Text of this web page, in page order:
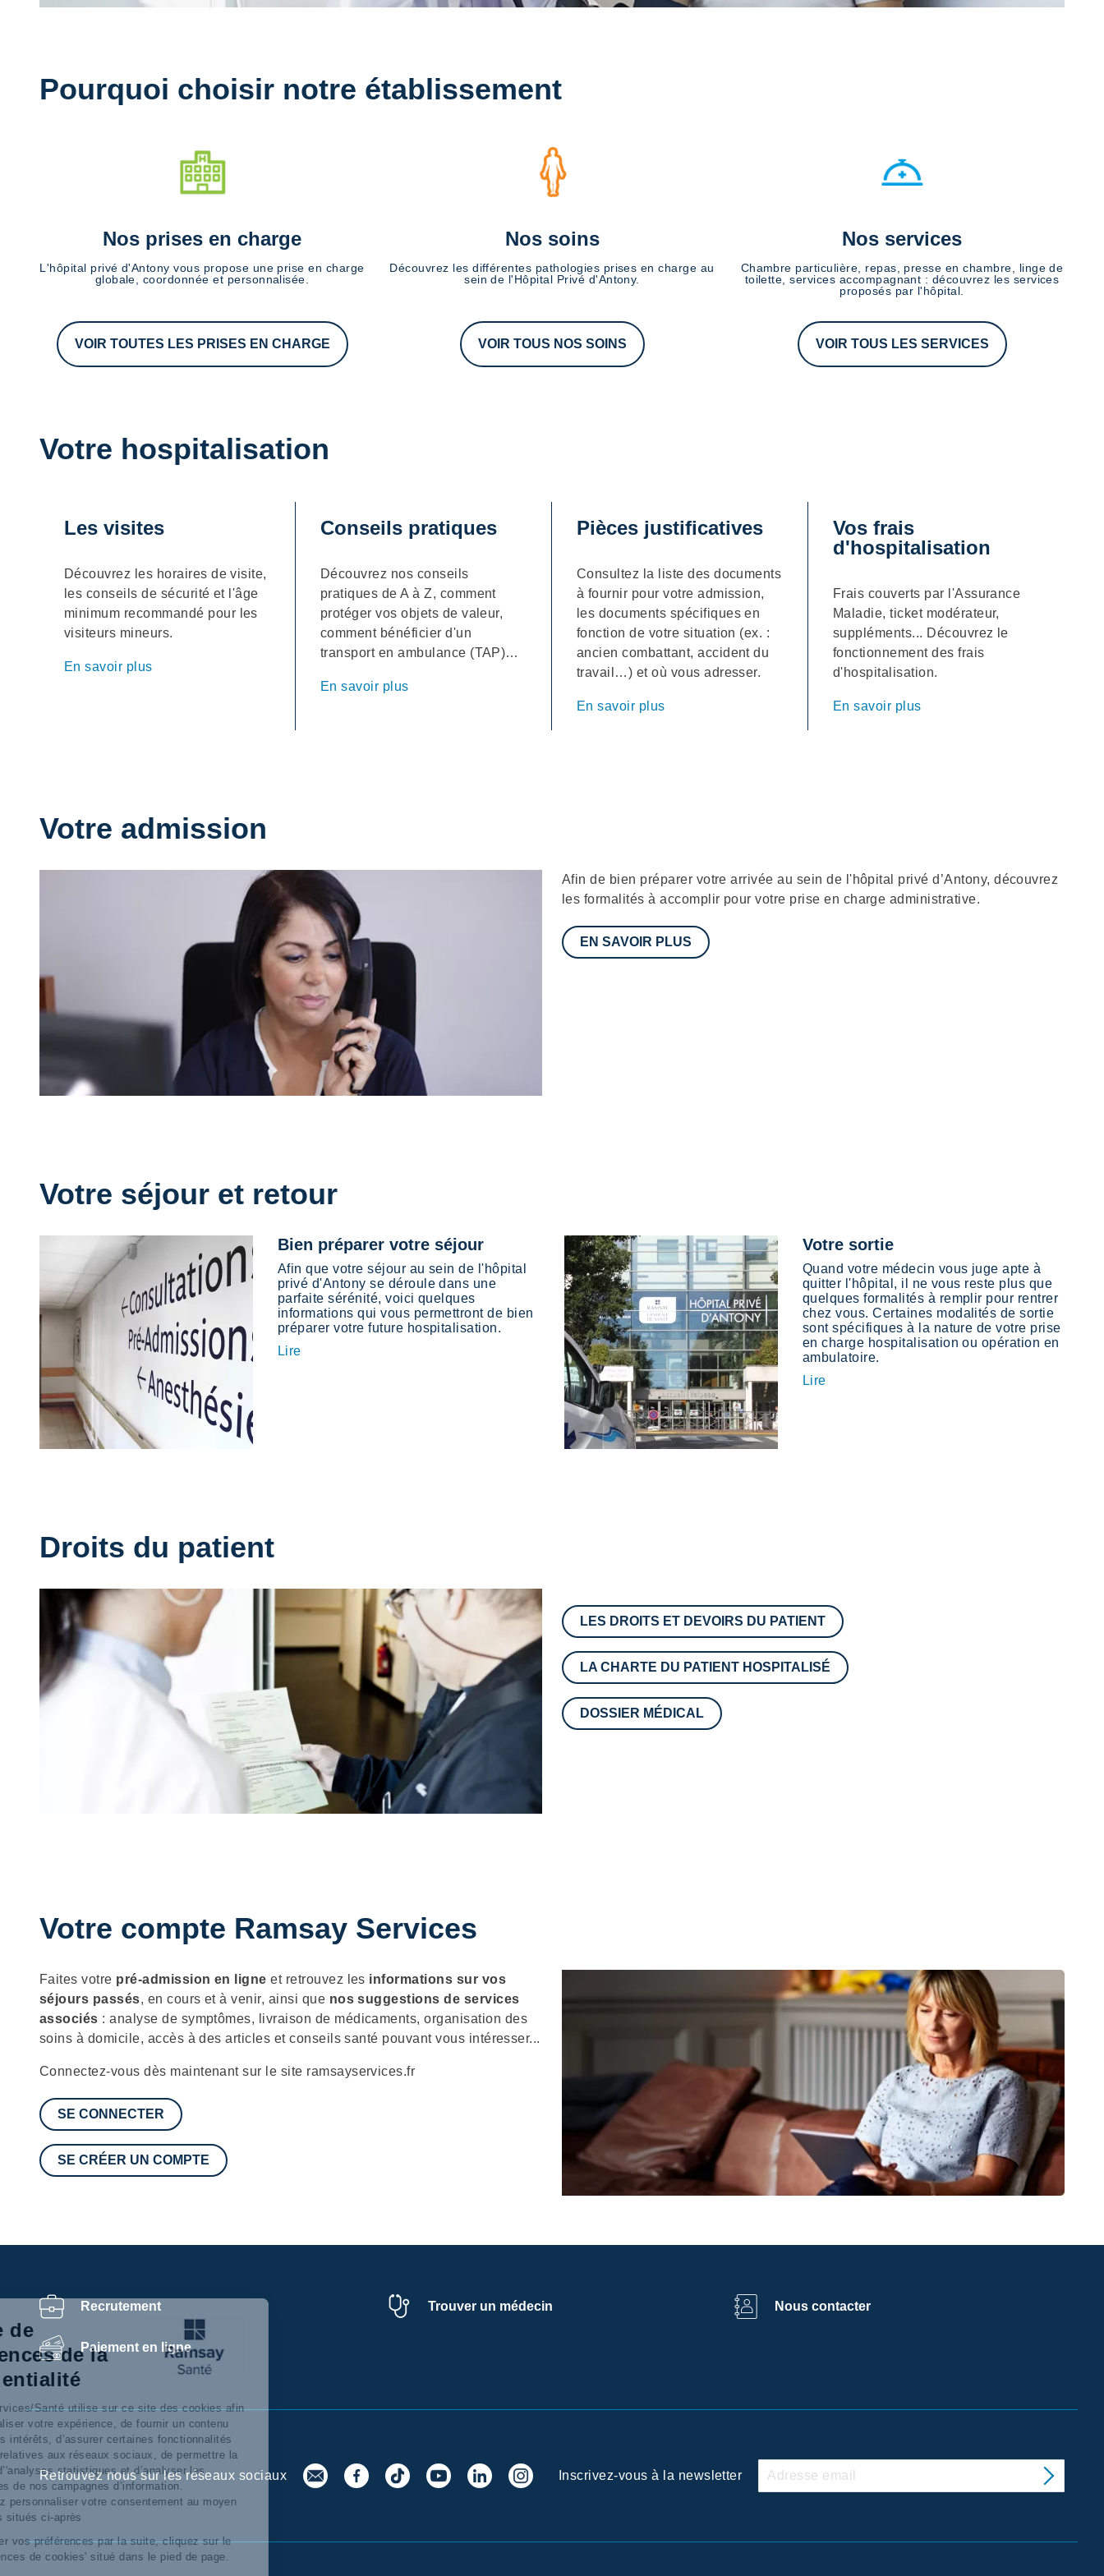
Pourquoi choisir notre établissement
Nos prises en charge
L'hôpital privé d'Antony vous propose une prise en charge
globale, coordonnée et personnalisée.
VOIR TOUTES LES PRISES EN CHARGE
Nos soins
Découvrez les différentes pathologies prises en charge au
sein de l'Hôpital Privé d'Antony.
VOIR TOUS NOS SOINS
Nos services
Chambre particulière, repas, presse en chambre, linge de
toilette, services accompagnant : découvrez les services
proposés par l'hôpital.
VOIR TOUS LES SERVICES
Votre hospitalisation
Les visites
Découvrez les horaires de visite,
les conseils de sécurité et l'âge
minimum recommandé pour les
visiteurs mineurs.
En savoir plus
Conseils pratiques
Découvrez nos conseils
pratiques de A à Z, comment
protéger vos objets de valeur,
comment bénéficier d'un
transport en ambulance (TAP)…
En savoir plus
Pièces justificatives
Consultez la liste des documents
à fournir pour votre admission,
les documents spécifiques en
fonction de votre situation (ex. :
ancien combattant, accident du
travail…) et où vous adresser.
En savoir plus
Vos frais
d'hospitalisation
Frais couverts par l'Assurance
Maladie, ticket modérateur,
suppléments... Découvrez le
fonctionnement des frais
d'hospitalisation.
En savoir plus
Votre admission
Description
Afin de bien préparer votre arrivée au sein de l'hôpital privé d’Antony, découvrez
les formalités à accomplir pour votre prise en charge administrative.
EN SAVOIR PLUS
Votre séjour et retour
Bien préparer votre séjour
Afin que votre séjour au sein de l'hôpital
privé d'Antony se déroule dans une
parfaite sérénité, voici quelques
informations qui vous permettront de bien
préparer votre future hospitalisation.
Lire
Votre sortie
Quand votre médecin vous juge apte à
quitter l'hôpital, il ne vous reste plus que
quelques formalités à remplir pour rentrer
chez vous. Certaines modalités de sortie
sont spécifiques à la nature de votre prise
en charge hospitalisation ou opération en
ambulatoire.
Lire
Droits du patient
LES DROITS ET DEVOIRS DU PATIENT
LA CHARTE DU PATIENT HOSPITALISÉ
DOSSIER MÉDICAL
Votre compte Ramsay Services
Description
Faites votre pré-admission en ligneet retrouvez les informations sur vos
séjours passés, en cours et à venir, ainsi que nos suggestions de services
associés : analyse de symptômes, livraison de médicaments, organisation des
soins à domicile, accès à des articles et conseils santé pouvant vous intéresser...
Connectez-vous dès maintenant sur le site ramsayservices.fr
SE CONNECTER
SE CRÉER UN COMPTE
Recrutement Trouver un médecin Nous contacter
Paiement en ligne
Retrouvez nous sur les réseaux sociaux Inscrivez-vous à la newsletter
Centre de
préférences de la
confidentialité
Ramsay Services/Santé utilise sur ce site des cookies afin
de personnaliser votre expérience, de fournir un contenu
adapté à vos intérêts, d’assurer certaines fonctionnalités
dont celles relatives aux réseaux sociaux, de permettre la
réalisation d’'analyses statistiques et d’analyser les
performances de nos campagnes d’information.
Vous pouvez personnaliser votre consentement au moyen
des boutons situés ci-après
Pour modifier vos préférences par la suite, cliquez sur le
lien 'Préférences de cookies' situé dans le pied de page.